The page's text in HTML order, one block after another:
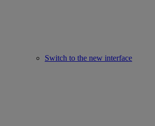
Switch to the new interface